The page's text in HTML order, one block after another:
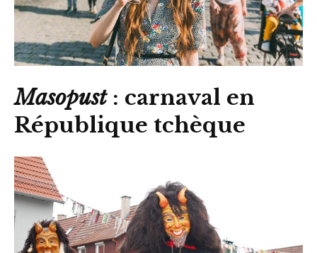
Masopust: carnaval en
République tchèque